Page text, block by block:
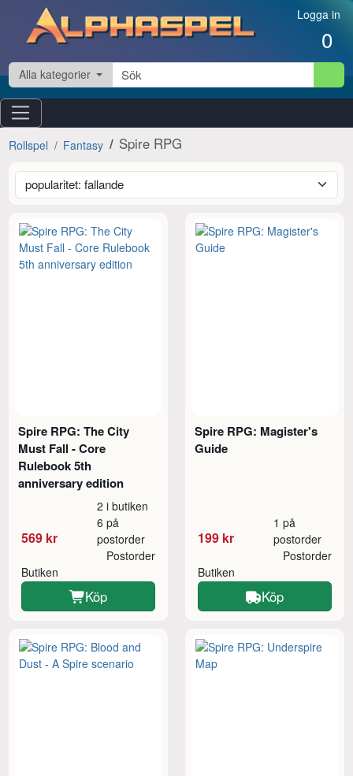
Hoppa till innehåll Logga in
0
Alla kategorier
Rollspel Fantasy Spire RPG
Spire RPG: The City
Must Fall - Core
Rulebook 5th
anniversary edition
569 kr
2 i butiken
6 på
postorder
Butiken
Postorder
Köp
Spire RPG: Magister's
Guide
199 kr
1 på
postorder
Butiken
Postorder
Köp